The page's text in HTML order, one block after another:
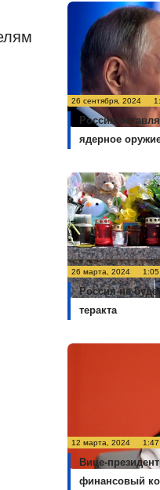
26 сентября, 2024
Россия
ядерное
26 марта, 2024
Россия не
теракта
12 марта, 2024
Вице-
финансовый